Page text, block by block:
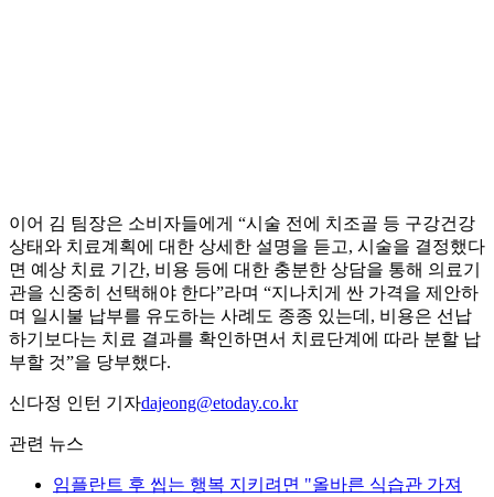
이어 김 팀장은 소비자들에게 “시술 전에 치조골 등 구강건강
상태와 치료계획에 대한 상세한 설명을 듣고, 시술을 결정했다
면 예상 치료 기간, 비용 등에 대한 충분한 상담을 통해 의료기
관을 신중히 선택해야 한다”라며 “지나치게 싼 가격을 제안하
며 일시불 납부를 유도하는 사례도 종종 있는데, 비용은 선납
하기보다는 치료 결과를 확인하면서 치료단계에 따라 분할 납
부할 것”을 당부했다.
신다정 인턴 기자dajeong@etoday.co.kr
관련 뉴스
임플란트 후 씹는 행복 지키려면 "올바른 식습관 가져